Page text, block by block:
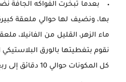
بعدما تبخرت الفواكه الجافة
بها، ونضيف لها حوالي ملعقة
ماء الزهر، القليل من الفانيلا،
نقوم بتغطيتها بالورق
كل المكونات حوالي 10 دقائق إلى ربع ساعة.